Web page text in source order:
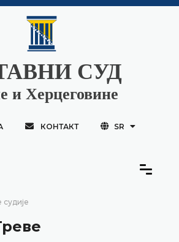
СУД
и Херцеговине
КОНТАКТ SR